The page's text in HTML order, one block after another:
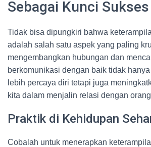
Sebagai Kunci Sukses
Tidak bisa dipungkiri bahwa
adalah salah satu aspek yang paling
mengembangkan hubungan dan
berkomunikasi dengan baik tidak
lebih percaya diri tetapi juga
kita dalam menjalin relasi dengan
Praktik di Kehidupan
Cobalah untuk menerapkan